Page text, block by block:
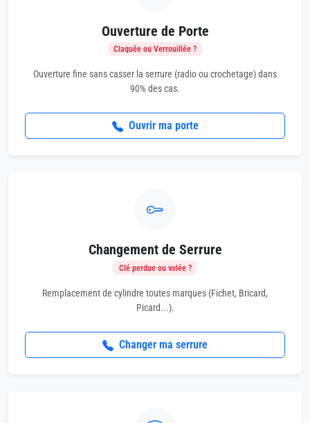
Ouverture de Porte
Claquée ou Verrouillée ?
Ouverture fine sans casser la serrure (radio ou crochetage) dans
90% des cas.
Ouvrir ma porte
Changement de Serrure
Clé perdue ou volée ?
Remplacement de cylindre toutes marques (Fichet, Bricard,
Picard...).
Changer ma serrure